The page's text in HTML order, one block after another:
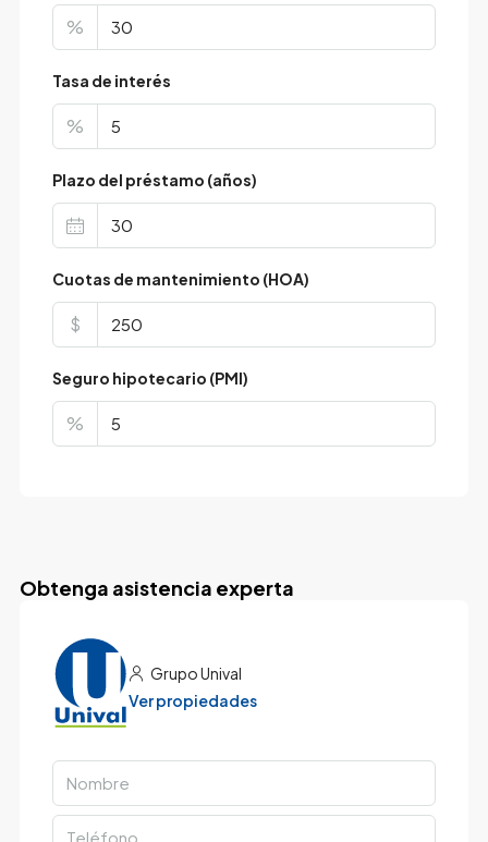
%
Tasa de interés
%
Plazo del préstamo (años)
Cuotas de mantenimiento (HOA)
$
Seguro hipotecario (PMI)
%
Obtenga asistencia experta
Grupo Unival
Ver propiedades